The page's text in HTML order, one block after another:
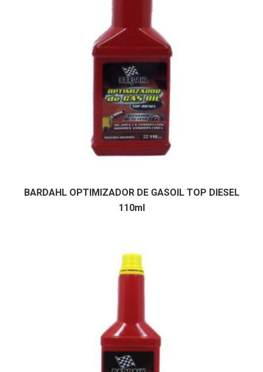
BARDAHL OPTIMIZADOR DE GASOIL TOP DIESEL
110ml